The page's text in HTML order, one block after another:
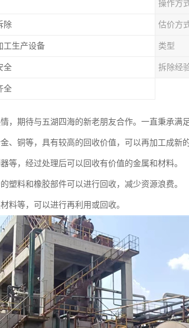
操作方
除 估价方
工生产设备 类型
全 拆除经
全
，期待与五湖四海的新老朋友合作。一直秉承满
、铜等，具有较高的回收价值，可以再加工成新的
等，经过处理后可以回收有价值的金属和材料。
塑料和橡胶部件可以进行回收，减少资源浪费。
料等，可以进行再利用或回收。